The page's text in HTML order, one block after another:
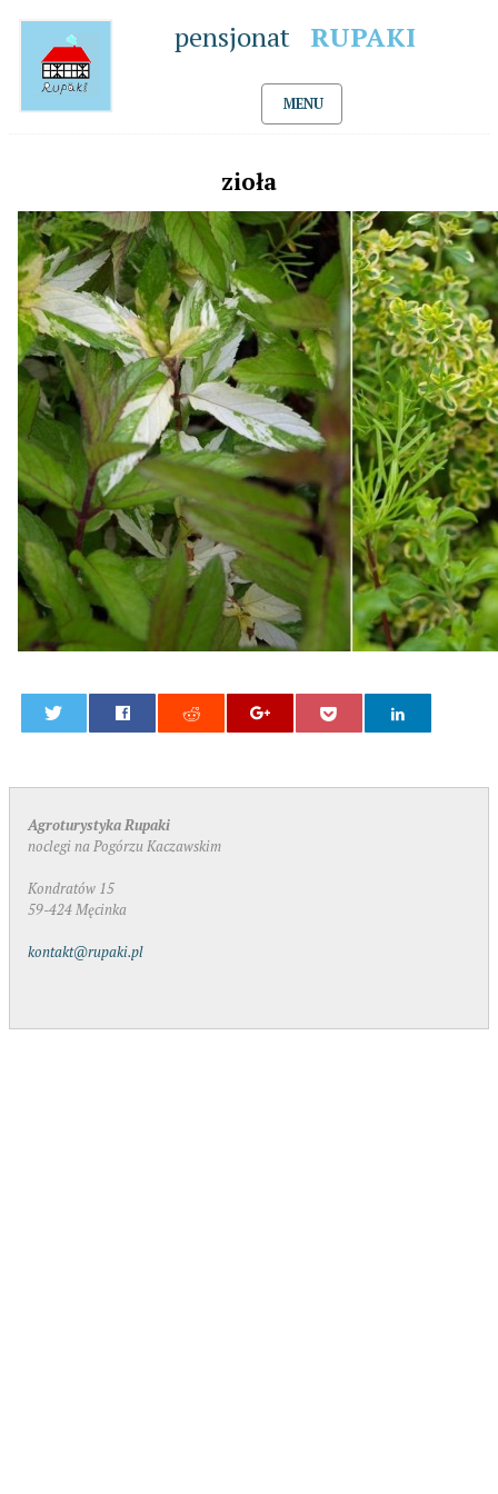
pensjonat RUPAKI
MENU
zioła
Agroturystyka Rupaki
noclegi na Pogórzu Kaczawskim
Kondratów 15
59-424 Męcinka
kontakt@rupaki.pl